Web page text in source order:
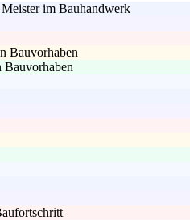
im Bauhandwerk
Bauvorhaben